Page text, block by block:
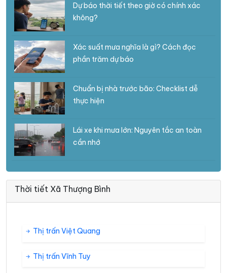
Dự báo thời tiết theo giờ có chính xác
không?
Xác suất mưa nghĩa là gì? Cách đọc
phần trăm dự báo
Chuẩn bị nhà trước bão: Checklist dễ
thực hiện
Lái xe khi mưa lớn: Nguyên tắc an toàn
cần nhớ
Thời tiết Xã Thượng Bình
Thị trấn Việt Quang
Thị trấn Vĩnh Tuy